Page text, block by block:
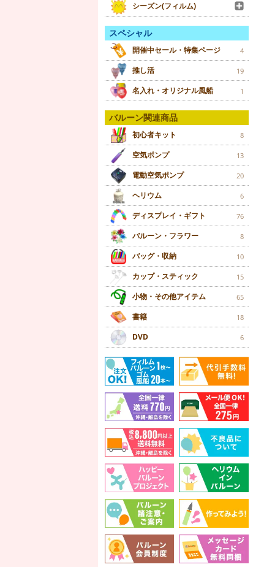
シーズン(フィルム)
スペシャル
開催中セール・特集ページ 4
推し活 19
名入れ・オリジナル風船 1
バルーン関連商品
初心者キット 8
空気ポンプ 13
電動空気ポンプ 20
ヘリウム 6
ディスプレイ・ギフト 76
バルーン・フラワー 8
バッグ・収納 10
カップ・スティック 15
小物・その他アイテム 65
書籍 18
DVD 6